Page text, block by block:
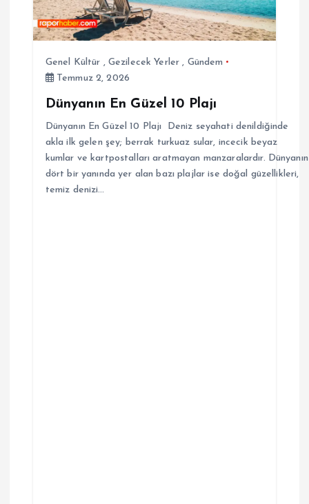
Genel Kültür , Gezilecek Yerler , Gündem
Temmuz 2, 2026
Dünyanın En Güzel 10 Plajı
Dünyanın En Güzel 10 Plajı Deniz seyahati denildiğinde
akla ilk gelen şey; berrak turkuaz sular, incecik beyaz
kumlar ve kartpostalları aratmayan manzaralardır. Dünyanın
dört bir yanında yer alan bazı plajlar ise doğal güzellikleri,
temiz denizi…